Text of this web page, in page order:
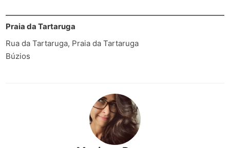
Praia da Tartaruga
Rua da Tartaruga, Praia da Tartaruga
Búzios